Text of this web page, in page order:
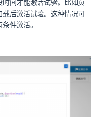
间才能激活试验。比如页
后激活试验。这种情况可
件激活。